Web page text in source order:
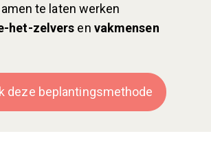
te laten werken
het-zelvers en vakmensen
deze beplantingsmethode